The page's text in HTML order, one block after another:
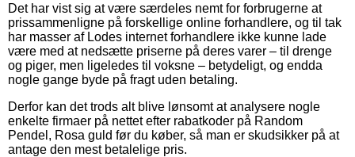
Det har vist sig at være særdeles nemt for forbrugerne at
prissammenligne på forskellige online forhandlere, og til tak
har masser af Lodes internet forhandlere ikke kunne lade
være med at nedsætte priserne på deres varer – til drenge
og piger, men ligeledes til voksne – betydeligt, og endda
nogle gange byde på fragt uden betaling.
Derfor kan det trods alt blive lønsomt at analysere nogle
enkelte firmaer på nettet efter rabatkoder på Random
Pendel, Rosa guld før du køber, så man er skudsikker på at
antage den mest betalelige pris.